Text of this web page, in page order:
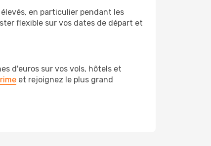
en particulier pendant les
flexible sur vos dates de départ et
d'euros sur vos vols, hôtels et
et rejoignez le plus grand